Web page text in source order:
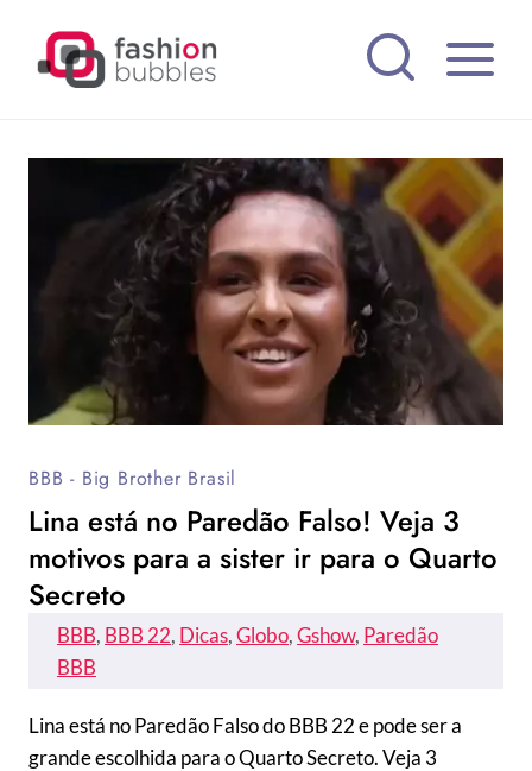
BBB - Big Brother Brasil
Lina está no Paredão Falso! Veja 3
motivos para a sister ir para o Quarto
Secreto
BBB, BBB 22, Dicas, Globo, Gshow, Paredão
BBB
Lina está no Paredão Falso do BBB 22 e pode ser a
grande escolhida para o Quarto Secreto. Veja 3